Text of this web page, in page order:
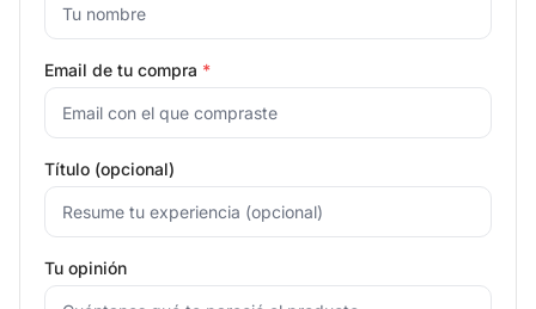
Email de tu compra *
Título (opcional)
Tu opinión